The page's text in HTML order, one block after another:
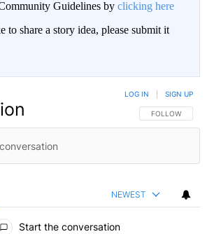
Guidelines by clicking here
share a story idea, please submit it
FOLLOW THIS
FOLLOW
LOG IN SIGN UP
NEWEST
Start the conversation